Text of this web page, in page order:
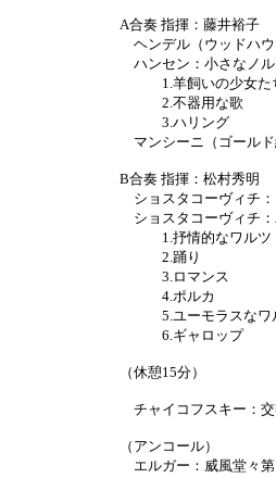
A合奏 指揮：藤井裕子
ヘンデル（ウッドハ
ハンセン：小さなノ
1.羊飼いの少女た
2.不器用な歌
3.ハリング
マンシーニ（ゴール
B合奏 指揮：松村秀明
ショスタコーヴィチ
ショスタコーヴィチ
1.抒情的なワルツ
2.踊り
3.ロマンス
4.ポルカ
5.ユーモラスなワ
6.ギャロップ
（休憩15分）
チャイコフスキー：
（アンコール）
エルガー：威風堂々第